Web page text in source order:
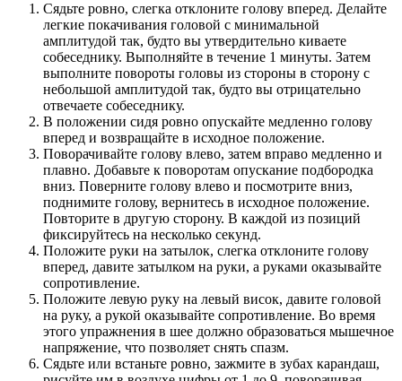
Сядьте ровно, слегка отклоните голову вперед. Делайте
легкие покачивания головой с минимальной
амплитудой так, будто вы утвердительно киваете
собеседнику. Выполняйте в течение 1 минуты. Затем
выполните повороты головы из стороны в сторону с
небольшой амплитудой так, будто вы отрицательно
отвечаете собеседнику.
В положении сидя ровно опускайте медленно голову
вперед и возвращайте в исходное положение.
Поворачивайте голову влево, затем вправо медленно и
плавно. Добавьте к поворотам опускание подбородка
вниз. Поверните голову влево и посмотрите вниз,
поднимите голову, вернитесь в исходное положение.
Повторите в другую сторону. В каждой из позиций
фиксируйтесь на несколько секунд.
Положите руки на затылок, слегка отклоните голову
вперед, давите затылком на руки, а руками оказывайте
сопротивление.
Положите левую руку на левый висок, давите головой
на руку, а рукой оказывайте сопротивление. Во время
этого упражнения в шее должно образоваться мышечное
напряжение, что позволяет снять спазм.
Сядьте или встаньте ровно, зажмите в зубах карандаш,